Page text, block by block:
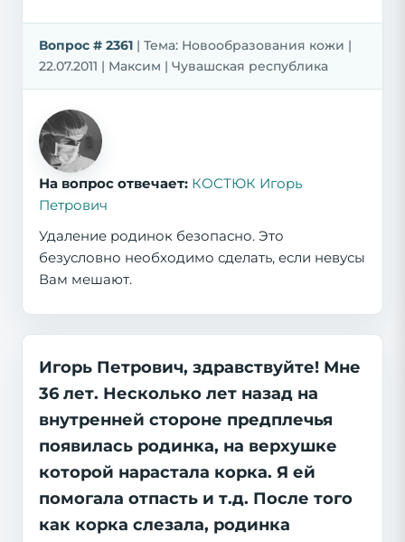
Вопрос # 2361 | Тема: Новообразования кожи |
22.07.2011 | Максим | Чувашская республика
На вопрос отвечает: КОСТЮК Игорь
Петрович
Удаление родинок безопасно. Это
безусловно необходимо сделать, если невусы
Вам мешают.
Игорь Петрович, здравствуйте! Мне
36 лет. Несколько лет назад на
внутренней стороне предплечья
появилась родинка, на верхушке
которой нарастала корка. Я ей
помогала отпасть и т.д. После того
как корка слезала, родинка